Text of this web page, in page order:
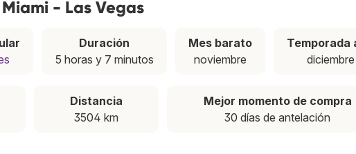
- Las Vegas
Duración
5 horas y 7 minutos
Mes barato
noviembre
Temporada
diciembre
Distancia
3504 km
Mejor momento de compra
30 días de antelación